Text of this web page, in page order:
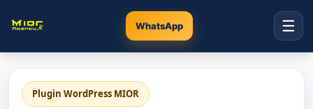
WhatsApp ☰
Plugin WordPress MIOR